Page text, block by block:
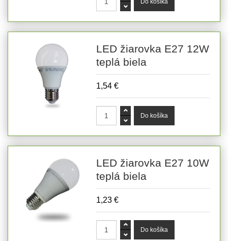
LED žiarovka E27 12W
teplá biela
1,54 €
LED žiarovka E27 10W
teplá biela
1,23 €